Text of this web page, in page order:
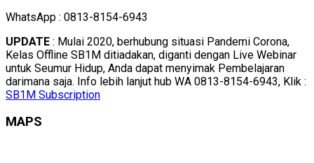
WhatsApp : 0813-8154-6943
UPDATE : Mulai 2020, berhubung situasi Pandemi Corona,
Kelas Offline SB1M ditiadakan, diganti dengan Live Webinar
untuk Seumur Hidup, Anda dapat menyimak Pembelajaran
darimana saja. Info lebih lanjut hub WA 0813-8154-6943, Klik :
SB1M Subscription
MAPS